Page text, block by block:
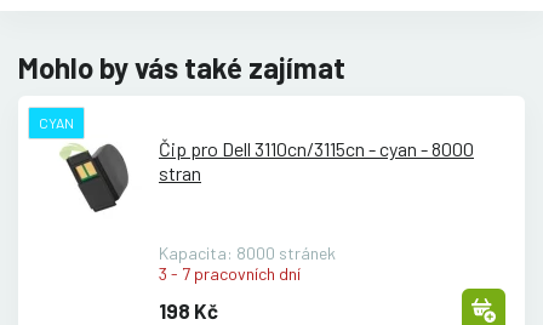
Mohlo by vás také zajímat
CYAN
Čip pro Dell 3110cn/3115cn - cyan - 8000
stran
Kapacita: 8000 stránek
3 - 7 pracovních dní
198 Kč